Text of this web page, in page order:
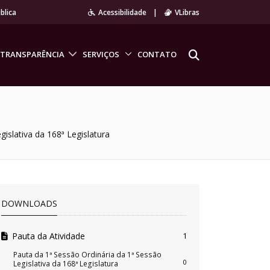
Acessibilidade | VLibras
TRANSPARÊNCIA SERVIÇOS CONTATO
da 168ª Legislatura
DOWNLOADS
Pauta da Atividade 1
Pauta da 1ª Sessão Ordinária da 1ª Sessão
Legislativa da 168ª Legislatura
0